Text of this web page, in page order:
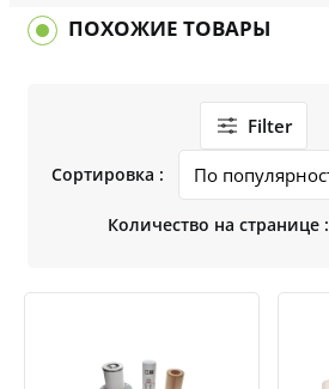
ПОХОЖИЕ ТОВАРЫ
Filter
Сортировка :
Количество на странице :